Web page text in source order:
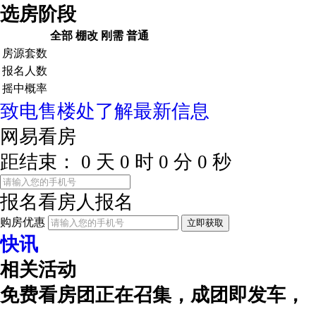
选房阶段
全部 棚改 刚需 普通
房源套数
报名人数
摇中概率
致电售楼处了解最新信息
网易看房
距结束：
0 天 0 时 0 分 0 秒
报名看房人报名
购房优惠 立即获取
快讯
相关活动
免费看房团正在召集，成团即发车，